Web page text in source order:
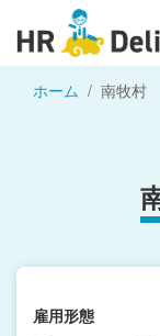
ホーム 南牧村
雇用形態